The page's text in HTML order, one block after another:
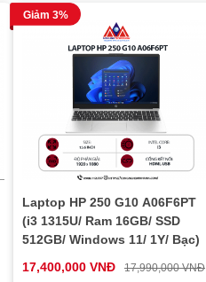
Giảm 3%
Laptop HP 250 G10 A06F6PT
(i3 1315U/ Ram 16GB/ SSD
512GB/ Windows 11/ 1Y/ Bạc)
17,400,000 VNĐ
17,990,000 VNĐ